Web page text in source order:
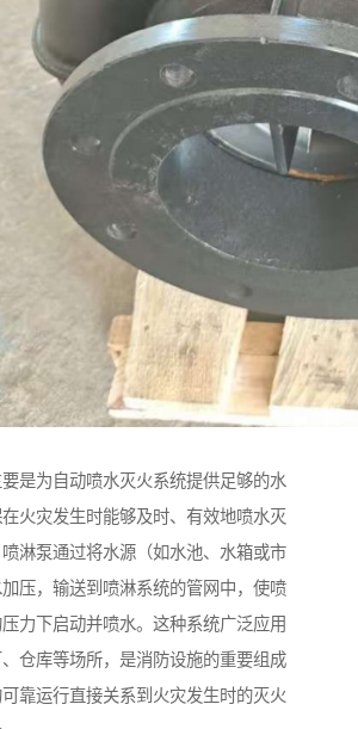
是为自动喷水灭火系统提供足够的水
火灾发生时能够及时、有效地喷水灭
淋泵通过将水源（如水池、水箱或市
压，输送到喷淋系统的管网中，使喷
力下启动并喷水。这种系统广泛应用
仓库等场所，是消防设施的重要组成
靠运行直接关系到火灾发生时的灭火